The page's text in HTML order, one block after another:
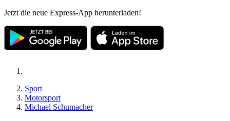
Jetzt die neue Express-App herunterladen!
Sport
Motorsport
Michael Schumacher